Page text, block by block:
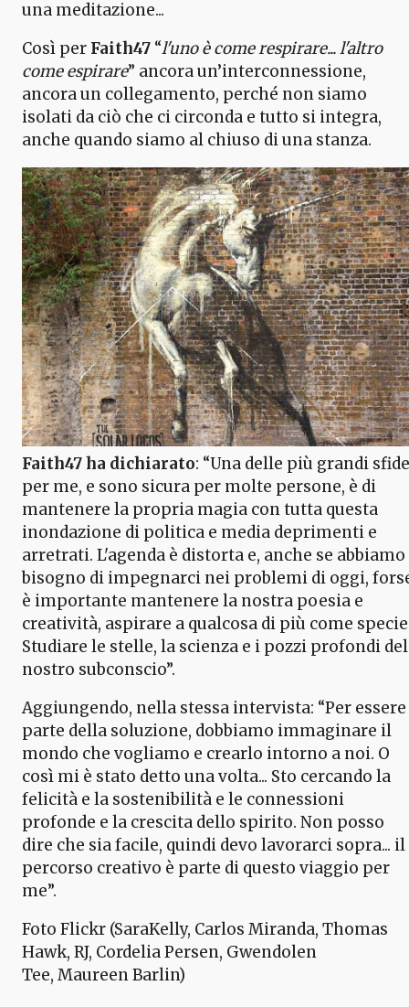
una meditazione...
Così per Faith47 “l'uno è come respirare... l'altro
come espirare” ancora un’interconnessione,
ancora un collegamento, perché non siamo
isolati da ciò che ci circonda e tutto si integra,
anche quando siamo al chiuso di una stanza.
Faith47 ha dichiarato: “Una delle più grandi sfide
per me, e sono sicura per molte persone, è di
mantenere la propria magia con tutta questa
inondazione di politica e media deprimenti e
arretrati. L'agenda è distorta e, anche se abbiamo
bisogno di impegnarci nei problemi di oggi,
è importante mantenere la nostra poesia e
creatività, aspirare a qualcosa di più come
Studiare le stelle, la scienza e i pozzi profondi del
nostro subconscio”.
Aggiungendo, nella stessa intervista: “Per essere
parte della soluzione, dobbiamo immaginare il
mondo che vogliamo e crearlo intorno a noi. O
così mi è stato detto una volta... Sto cercando la
felicità e la sostenibilità e le connessioni
profonde e la crescita dello spirito. Non posso
dire che sia facile, quindi devo lavorarci sopra... il
percorso creativo è parte di questo viaggio per
me”.
Foto Flickr (SaraKelly, Carlos Miranda, Thomas
Hawk, RJ, Cordelia Persen, Gwendolen
Tee, Maureen Barlin)